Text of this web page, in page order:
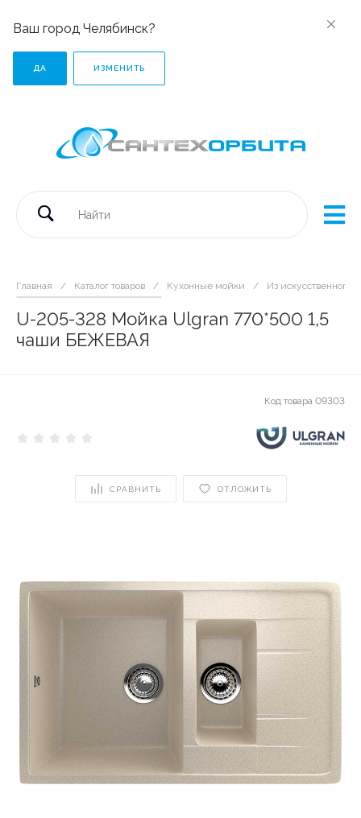
Ваш город Челябинск?
ДА ИЗМЕНИТЬ
Главная / Каталог товаров / Кухонные мойки / Из искусственного
U-205-328 Мойка Ulgran 770*500 1,5
чаши БЕЖЕВАЯ
Код товара 09303
СРАВНИТЬ ОТЛОЖИТЬ